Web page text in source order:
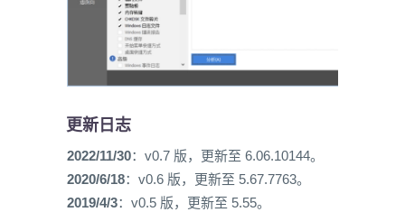
更新日志
2022/11/30：v0.7 版，更新至 6.06.10144。
2020/6/18：v0.6 版，更新至 5.67.7763。
2019/4/3：v0.5 版，更新至 5.55。